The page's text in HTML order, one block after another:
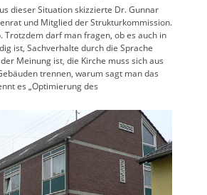
dieser Situation skizzierte Dr. Gunnar
und Mitglied der Strukturkommission.
Trotzdem darf man fragen, ob es auch in
ist, Sachverhalte durch die Sprache
Meinung ist, die Kirche muss sich aus
trennen, warum sagt man das
es „Optimierung des